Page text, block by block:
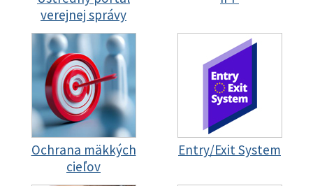
verejnej správy
Ochrana mäkkých
cieľov
Entry/Exit System